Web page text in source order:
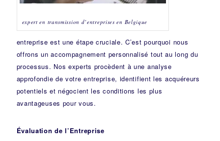
expert en transmission d’entreprises en Belgique
entreprise est une étape cruciale. C’est pourquoi nous
offrons un accompagnement personnalisé tout au long du
processus. Nos experts procèdent à une analyse
approfondie de votre entreprise, identifient les acquéreurs
potentiels et négocient les conditions les plus
avantageuses pour vous.
Évaluation de l’Entreprise